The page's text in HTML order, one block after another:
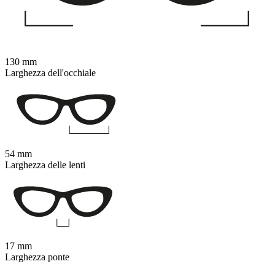
130 mm
Larghezza dell'occhiale
54 mm
Larghezza delle lenti
17 mm
Larghezza ponte